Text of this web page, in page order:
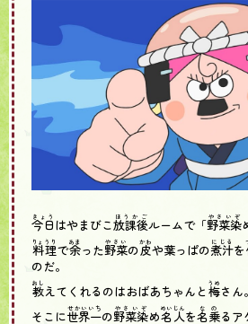
今日
きょう はやまびこ放課後
ほうかごルームで「野菜染
やさいぞ
料理
りょうり で余
あま った野菜
やさい の皮
かわや葉っぱの煮汁
にじる を
のだ。
教
おし えてくれるのはおばあちゃんと 梅
うめ さん。
そこに世界一
せかいいち の野菜染
やさいぞ め名人
めいじん を名乗
なの るア